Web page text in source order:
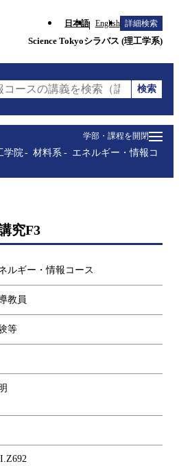
日本語 English 詳細検索
Science Tokyoシラバス (理工学系)
ースの講義を検索（講義名・科
検索
学部・課程を開閉
学院 材料系
エネルギー・情報コ
究F3
ルギー・情報コース
教員
等